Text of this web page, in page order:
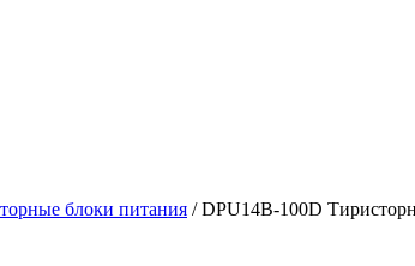
блоки питания / DPU14B-100D